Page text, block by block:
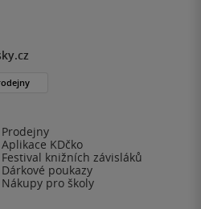
Prodejny
Aplikace KDčko
Festival knižních závisláků
Dárkové poukazy
Nákupy pro školy